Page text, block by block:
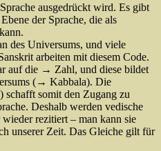
ausgedrückt wird. Es gibt
der Sprache, die als
des Universums, und viele
arbeiten mit diesem Code.
auf die → Zahl, und diese bildet
(→ Kabbala). Die
somit den Zugang zu
Deshalb werden vedische
rezitiert – man kann sie
unserer Zeit. Das Gleiche gilt für